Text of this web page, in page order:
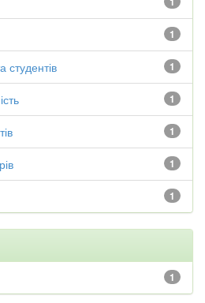
1
1
студентів
1
1
1
1
1